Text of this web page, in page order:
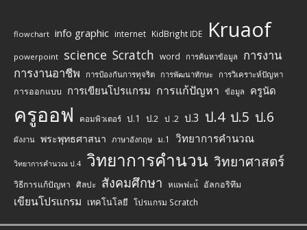
flowchart info graphic internet KidBright IDE Kruaof
powerpoint science Scratch word การค้นหาข้อมูล
การงาน
การงานอาชีพ
การป้องกันการทุจริต การพัฒนาทักษะ การวิเคราะห์ปัญหา
การออกแบบ การเขียนโปรแกรม การแก้ปัญหา ข้อมูล ครูนัด
ครูออฟ คอมพิวเตอร์ ป.1 ป.2 ป .2 ป.3 ป.4 ป.5 ป.6
ผังงาน พระพุทธศาสนา ภาษาอังกฤษ ม.1 วิทยาการคำนวณ
วิทยาการคำนวณ ป.4 วิทยาการคำนวน วิทยาศาสตร์
วิธีการแก้ปัญหา ศิลปะ สังคมศึกษา หแพฟะแ้ อัลกอริทึม
เขียนโปรแกรม เทคโนโลยี โปรแกรม Scratch